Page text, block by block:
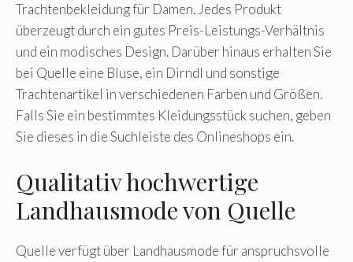
Trachtenbekleidung für Damen. Jedes Produkt
überzeugt durch ein gutes Preis-Leistungs-Verhältnis
und ein modisches Design. Darüber hinaus erhalten Sie
bei Quelle eine Bluse, ein Dirndl und sonstige
Trachtenartikel in verschiedenen Farben und Größen.
Falls Sie ein bestimmtes Kleidungsstück suchen, geben
Sie dieses in die Suchleiste des Onlineshops ein.
Qualitativ hochwertige
Landhausmode von Quelle
Quelle verfügt über Landhausmode für anspruchsvolle